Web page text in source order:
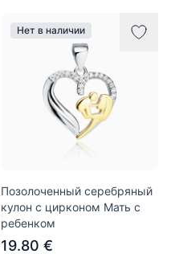
Нет в наличии
Позолоченный серебряный
кулон с цирконом Мать с
ребенком
19.80 €